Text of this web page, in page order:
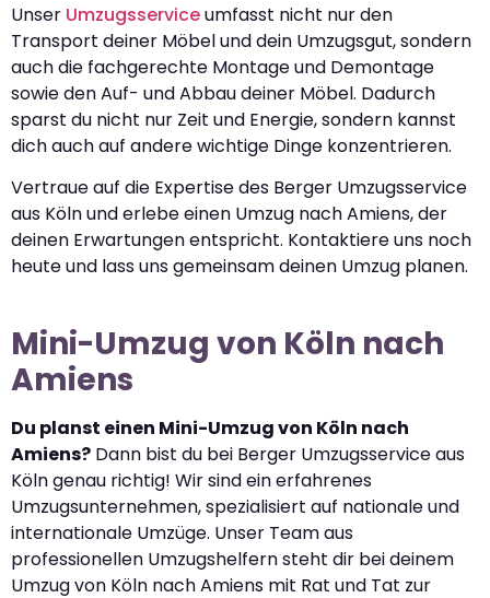
Unser Umzugsserviceumfasst nicht nur den
Transport deiner Möbel und dein Umzugsgut, sondern
auch die fachgerechte Montage und Demontage
sowie den Auf- und Abbau deiner Möbel. Dadurch
sparst du nicht nur Zeit und Energie, sondern kannst
dich auch auf andere wichtige Dinge konzentrieren.
Vertraue auf die Expertise des Berger Umzugsservice
aus Köln und erlebe einen Umzug nach Amiens, der
deinen Erwartungen entspricht. Kontaktiere uns noch
heute und lass uns gemeinsam deinen Umzug planen.
Mini-Umzug von Köln nach
Amiens
Du planst einen Mini-Umzug von Köln nach
Amiens? Dann bist du bei Berger Umzugsservice aus
Köln genau richtig! Wir sind ein erfahrenes
Umzugsunternehmen, spezialisiert auf nationale und
internationale Umzüge. Unser Team aus
professionellen Umzugshelfern steht dir bei deinem
Umzug von Köln nach Amiens mit Rat und Tat zur